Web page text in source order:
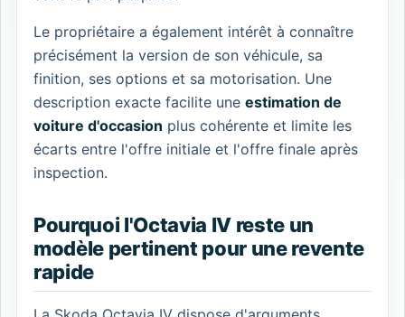
Le propriétaire a également intérêt à connaître
précisément la version de son véhicule, sa
finition, ses options et sa motorisation. Une
description exacte facilite une estimation de
voiture d'occasion plus cohérente et limite les
écarts entre l'offre initiale et l'offre finale après
inspection.
Pourquoi l'Octavia IV reste un
modèle pertinent pour une revente
rapide